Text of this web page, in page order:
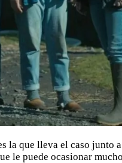
la que lleva el caso junto
le puede ocasionar